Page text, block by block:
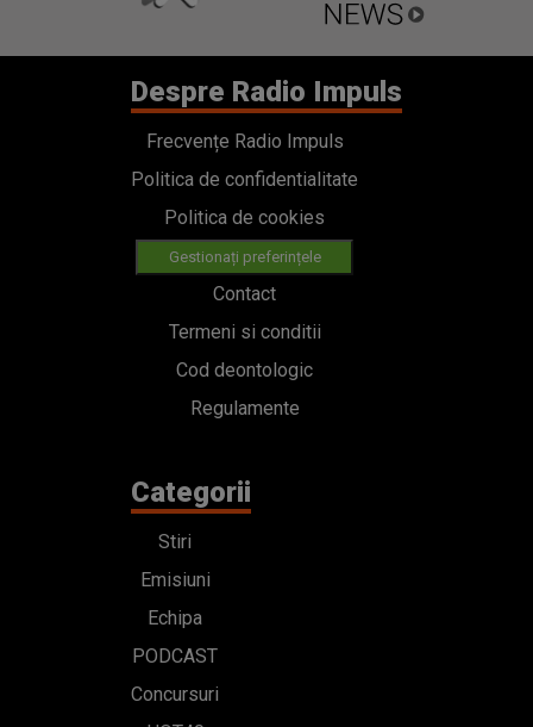
Despre Radio Impuls
Frecvențe Radio Impuls
Politica de confidentialitate
Politica de cookies
Gestionați preferințele
Contact
Termeni si conditii
Cod deontologic
Regulamente
Categorii
Stiri
Emisiuni
Echipa
PODCAST
Concursuri